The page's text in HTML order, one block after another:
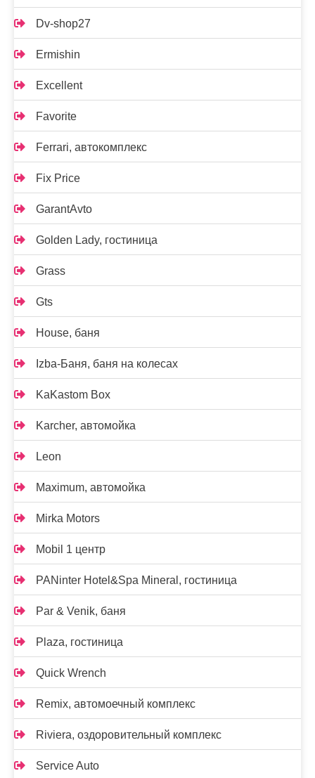
Dv-shop27
Ermishin
Excellent
Favorite
Ferrari, автокомплекс
Fix Price
GarantAvto
Golden Lady, гостиница
Grass
Gts
House, баня
Izba-Баня, баня на колесах
KaKastom Box
Karcher, автомойка
Leon
Maximum, автомойка
Mirka Motors
Mobil 1 центр
PANinter Hotel&Spa Mineral, гостиница
Par & Venik, баня
Plaza, гостиница
Quick Wrench
Remix, автомоечный комплекс
Riviera, оздоровительный комплекс
Service Auto